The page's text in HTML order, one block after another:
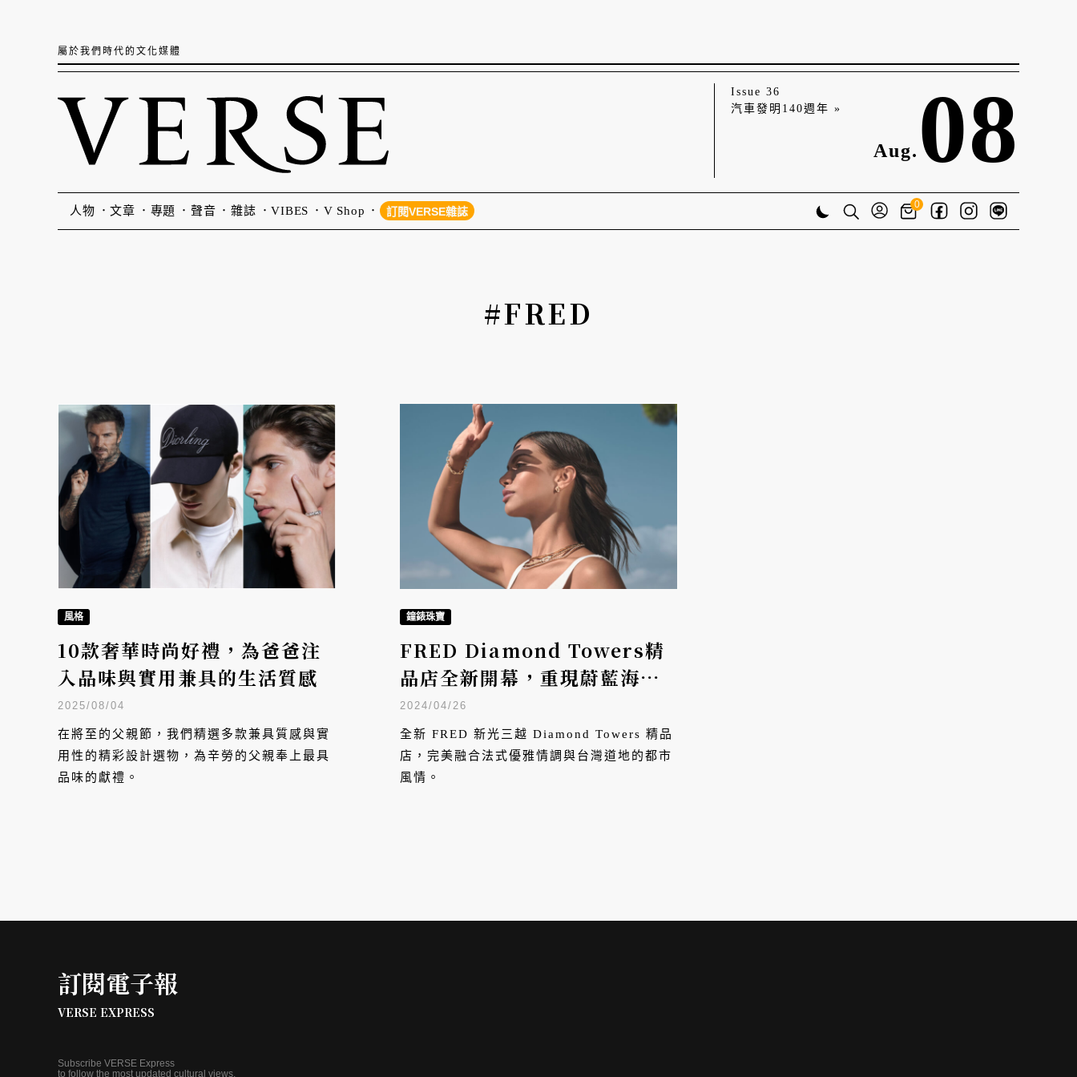
屬於我們時代的文化媒體
Issue 36
汽車發明140週年 »
Aug. 08
人物 文章 專題 聲音 雜誌 VIBES V Shop 訂閱VERSE雜誌
0
#FRED
風格
10款奢華時尚好禮，為爸爸注
入品味與實用兼具的生活質感
2025/08/04
在將至的父親節，我們精選多款兼具質感與實
用性的精彩設計選物，為辛勞的父親奉上最具
品味的獻禮。
鐘錶珠寶
FRED Diamond Towers精
品店全新開幕，重現蔚藍海岸
陽光風情
2024/04/26
全新 FRED 新光三越 Diamond Towers 精品
店，完美融合法式優雅情調與台灣道地的都市
風情。
訂閱電子報
VERSE EXPRESS
Subscribe VERSE Express
to follow the most updated cultural views.